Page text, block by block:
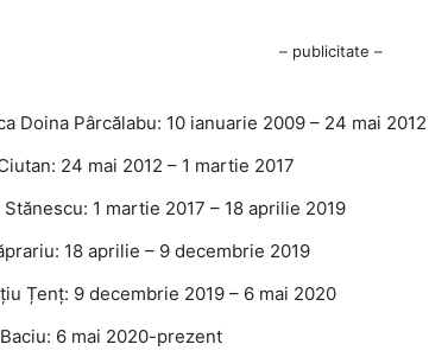
– publicitate –
Doina Pârcălabu: 10 ianuarie 2009 – 24 mai 2012
24 mai 2012 – 1 martie 2017
1 martie 2017 – 18 aprilie 2019
18 aprilie – 9 decembrie 2019
Țenț: 9 decembrie 2019 – 6 mai 2020
6 mai 2020-prezent